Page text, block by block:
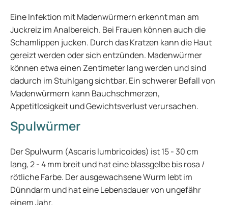
Eine Infektion mit Madenwürmern erkennt man am
Juckreiz im Analbereich. Bei Frauen können auch die
Schamlippen jucken. Durch das Kratzen kann die Haut
gereizt werden oder sich entzünden. Madenwürmer
können etwa einen Zentimeter lang werden und sind
dadurch im Stuhlgang sichtbar. Ein schwerer Befall von
Madenwürmern kann Bauchschmerzen,
Appetitlosigkeit und Gewichtsverlust verursachen.
Spulwürmer
Der Spulwurm (Ascaris lumbricoides) ist 15 - 30 cm
lang, 2 - 4 mm breit und hat eine blassgelbe bis rosa /
rötliche Farbe. Der ausgewachsene Wurm lebt im
Dünndarm und hat eine Lebensdauer von ungefähr
einem Jahr.